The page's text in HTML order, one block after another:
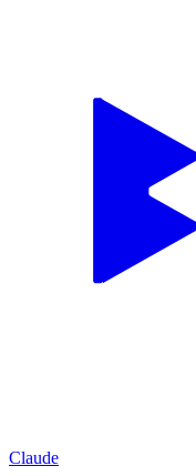
Claude